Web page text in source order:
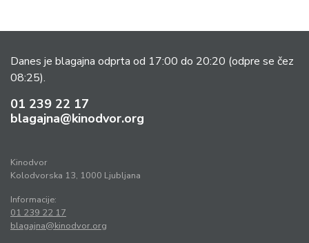
Danes je blagajna odprta od 17:00 do 20:20 (odpre se čez
08:25).
01 239 22 17
blagajna@kinodvor.org
Kinodvor
Kolodvorska 13, 1000 Ljubljana
Informacije:
01 239 22 17
blagajna@kinodvor.org